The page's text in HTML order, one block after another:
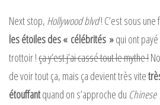
Next stop, Hollywood blvd! C’est sous une
les étoiles des « célébrités »qui ont
trottoir !ça y’est j’ai cassé tout le mythe !
de voir tout ça, mais ça devient très vite
étouffantquand on s’approche du Chinese